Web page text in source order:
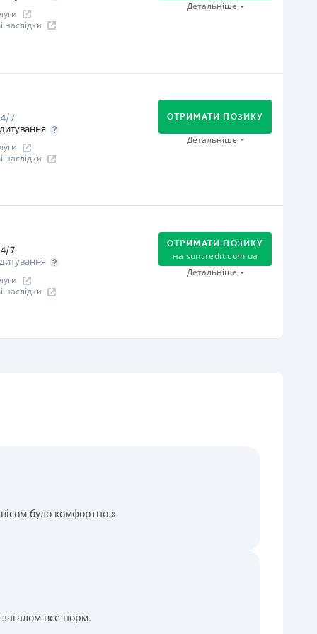
НБУ
Детальніше
Через відділення банків-партнерів
Через термінали самообслуговування
В касах і терміналах відділень
Через термінали Приватбанку
7
ОТРИМАТИ ПОЗИКУ
Детальніше
Онлайн (через сайт або інтернет-банкінг)
Через відділення банків-партнерів
НБУ
переоформлена 21.03.2024 р.
7
ОТРИМАТИ ПОЗИКУ
на suncredit.com.ua
Детальніше
було комфортно.»
все норм.